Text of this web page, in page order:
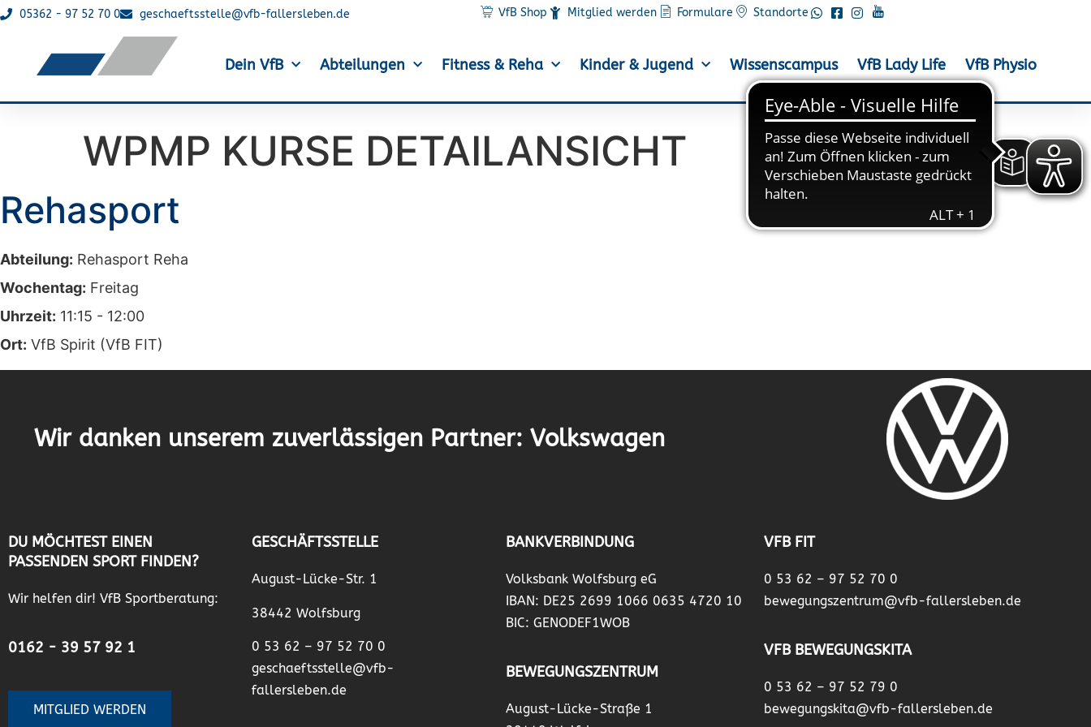
05362 - 97 52 70 0 geschaeftsstelle@vfb-fallersleben.de VfB Shop Mitglied werden Formulare Standorte
Dein VfB Abteilungen Fitness & Reha Kinder & Jugend Wissenscampus VfB Lady Life VfB Physio
WPMP KURSE DETAILANSICHT
Rehasport
Abteilung: Rehasport Reha
Wochentag: Freitag
Uhrzeit: 11:15 - 12:00
Ort: VfB Spirit (VfB FIT)
Wir danken unserem zuverlässigen Partner: Volkswagen
DU MÖCHTEST EINEN
PASSENDEN SPORT FINDEN?
Wir helfen dir! VfB Sportberatung:
0162 - 39 57 92 1
MITGLIED WERDEN
GESCHÄFTSSTELLE
August-Lücke-Str. 1
38442 Wolfsburg
0 53 62 – 97 52 70 0
geschaeftsstelle@vfb-
fallersleben.de
BANKVERBINDUNG
Volksbank Wolfsburg eG
IBAN: DE25 2699 1066 0635 4720 10
BIC: GENODEF1WOB
BEWEGUNGSZENTRUM
August-Lücke-Straße 1
VFB FIT
0 53 62 – 97 52 70 0
bewegungszentrum@vfb-fallersleben.de
VFB BEWEGUNGSKITA
0 53 62 – 97 52 79 0
bewegungskita@vfb-fallersleben.de